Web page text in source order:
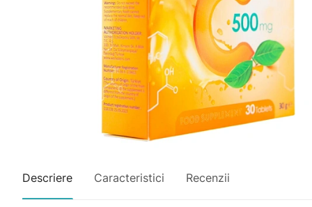
Descriere Caracteristici Recenzii